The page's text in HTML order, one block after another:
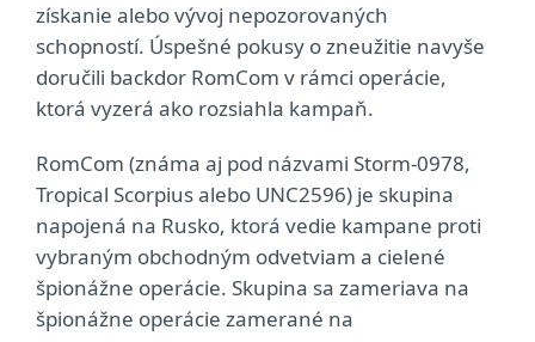
získanie alebo vývoj nepozorovaných
schopností. Úspešné pokusy o zneužitie navyše
doručili backdor RomCom v rámci operácie,
ktorá vyzerá ako rozsiahla kampaň.
RomCom (známa aj pod názvami Storm-0978,
Tropical Scorpius alebo UNC2596) je skupina
napojená na Rusko, ktorá vedie kampane proti
vybraným obchodným odvetviam a cielené
špionážne operácie. Skupina sa zameriava na
špionážne operácie zamerané na